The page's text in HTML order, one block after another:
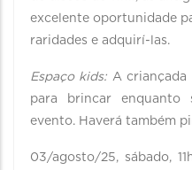
excelente oportunidade
raridades e adquirí-las.
Espaço kids: A criançada
para brincar enquanto
evento. Haverá também
03/agosto/25, sábado,